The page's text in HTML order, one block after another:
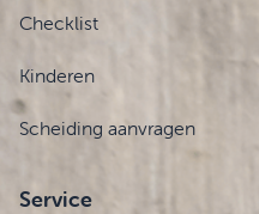
Checklist
Kinderen
Scheiding aanvragen
Service